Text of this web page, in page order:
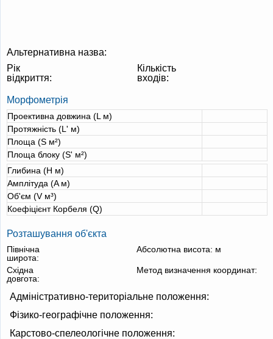
Альтернативна назва:
Рік
відкриття:
Кількість
входів:
Морфометрія
Проективна довжина (L м)
Протяжність (L' м)
Площа (S м²)
Площа блоку (S' м²)
Глибина (H м)
Амплітуда (A м)
Об'єм (V м³)
Коефіцієнт Корбеля (Q)
Розташування об'єкта
Північна
широта:
Абсолютна висота: м
Східна
довгота:
Метод визначення координат:
Адміністративно-територіальне положення:
Фізико-географічне положення:
Карстово-спелеологічне положення: